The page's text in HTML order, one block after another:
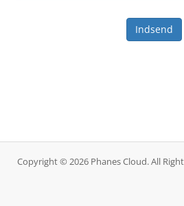
Indsend
Copyright © 2026 Phanes Cloud. All